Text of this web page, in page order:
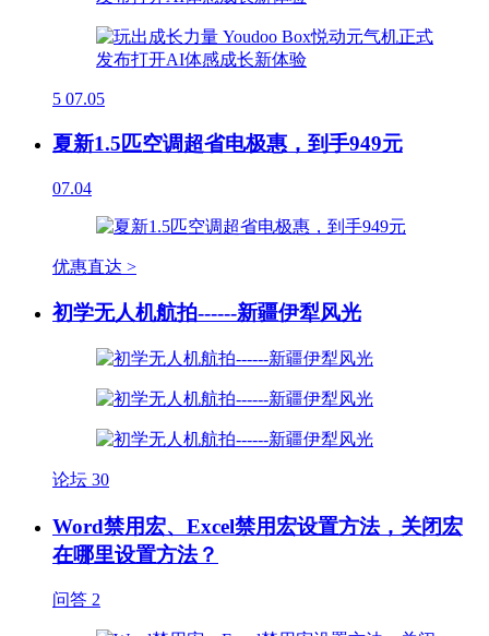
5 07.05
夏新1.5匹空调超省电极惠，到手949元
07.04
优惠直达 >
初学无人机航拍------新疆伊犁风光
论坛 30
Word禁用宏、Excel禁用宏设置方法，关闭宏
在哪里设置方法？
问答 2